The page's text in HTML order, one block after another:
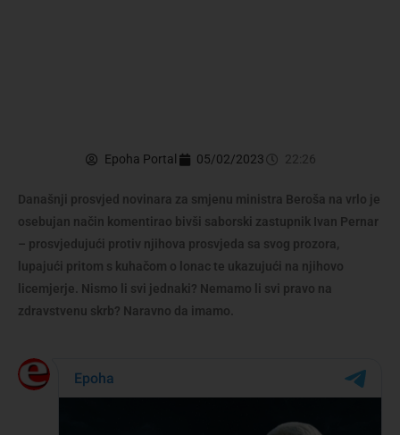
Epoha Portal 05/02/2023 22:26
Današnji prosvjed novinara za smjenu ministra Beroša na vrlo je
osebujan način komentirao bivši saborski zastupnik Ivan Pernar
– prosvjedujući protiv njihova prosvjeda sa svog prozora,
lupajući pritom s kuhačom o lonac te ukazujući na njihovo
licemjerje. Nismo li svi jednaki? Nemamo li svi pravo na
zdravstvenu skrb? Naravno da imamo.